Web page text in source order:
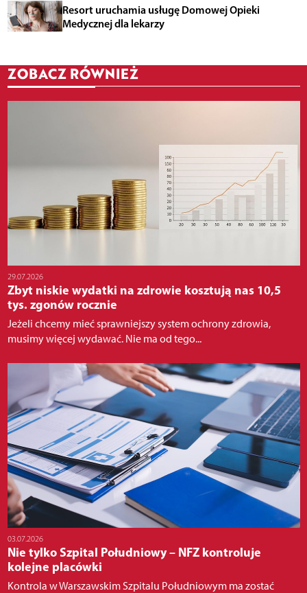
Resort uruchamia usługę Domowej Opieki
Medycznej dla lekarzy
ZOBACZ RÓWNIEŻ
29.07.2026
Zbyt niskie wydatki na zdrowie kosztują nas 10,5
tys. zgonów rocznie
Jeżeli chcemy mieć sprawniejszy system ochrony zdrowia,
musimy więcej wydawać. Nie ma od tego...
03.07.2026
Nie tylko Szpital Południowy – NFZ kontroluje
kolejne placówki
Kontrola w Warszawskim Szpitalu Południowym ma zostać